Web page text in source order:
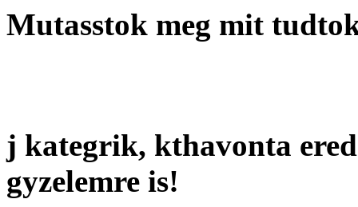
Mutasstok meg mit
j kategrik, kthavonta
gyzelemre is!